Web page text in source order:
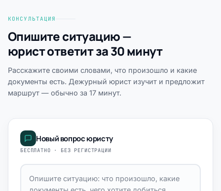
КОНСУЛЬТАЦИЯ
Опишите ситуацию —
юрист ответит за 30 минут
Расскажите своими словами, что произошло и какие
документы есть. Дежурный юрист изучит и предложит
маршрут — обычно за 17 минут.
Новый вопрос юристу
БЕСПЛАТНО · БЕЗ РЕГИСТРАЦИИ